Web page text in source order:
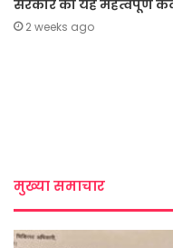
सरकार का यह महत्वपूर्ण
2 weeks ago
मुख्या समाचार